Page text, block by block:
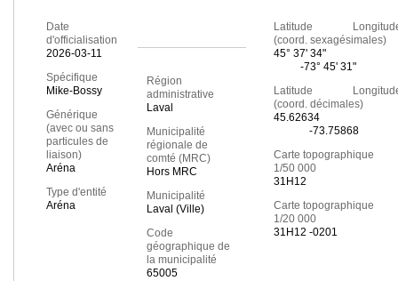
Date
d'officialisation
2026-03-11
Spécifique
Mike-Bossy
Générique
(avec ou sans
particules de
liaison)
Aréna
Type d'entité
Aréna
Région
administrative
Laval
Municipalité
régionale de
comté (MRC)
Hors MRC
Municipalité
Laval (Ville)
Code
géographique de
la municipalité
65005
Latitude
(coord. sexagésimales)
45° 37' 34"
-73° 45' 31"
Latitude
(coord. décimales)
45.62634
-73.75868
Carte topographique
1/50 000
31H12
Carte topographique
1/20 000
31H12 -0201